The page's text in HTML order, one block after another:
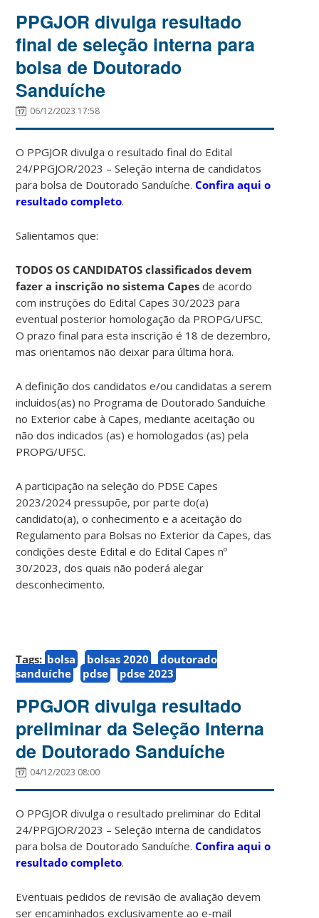
PPGJOR divulga resultado
final de seleção interna para
bolsa de Doutorado
Sanduíche
06/12/2023 17:58
O PPGJOR divulga o resultado final do Edital
24/PPGJOR/2023 – Seleção interna de candidatos
para bolsa de Doutorado Sanduíche.Confira aqui o
resultado completo.
Salientamos que:
TODOS OS CANDIDATOS classificados devem
fazer a inscrição no sistema Capes de acordo
com instruções do Edital Capes 30/2023 para
eventual posterior homologação da PROPG/UFSC.
O prazo final para esta inscrição é 18 de dezembro,
mas orientamos não deixar para última hora.
A definição dos candidatos e/ou candidatas a serem
incluídos(as) no Programa de Doutorado Sanduíche
no Exterior cabe à Capes, mediante aceitação ou
não dos indicados (as) e homologados (as) pela
PROPG/UFSC.
A participação na seleção do PDSE Capes
2023/2024 pressupõe, por parte do(a)
candidato(a), o conhecimento e a aceitação do
Regulamento para Bolsas no Exterior da Capes, das
condições deste Edital e do Edital Capes nº
30/2023, dos quais não poderá alegar
desconhecimento.
Tags: bolsa bolsas 2020
doutorado
sanduíche
pdse pdse 2023
PPGJOR divulga resultado
preliminar da Seleção Interna
de Doutorado Sanduíche
04/12/2023 08:00
O PPGJOR divulga o resultado preliminar do Edital
24/PPGJOR/2023 – Seleção interna de candidatos
para bolsa de Doutorado Sanduíche.Confira aqui o
resultado completo.
Eventuais pedidos de revisão de avaliação devem
ser encaminhados exclusivamente ao e-mail